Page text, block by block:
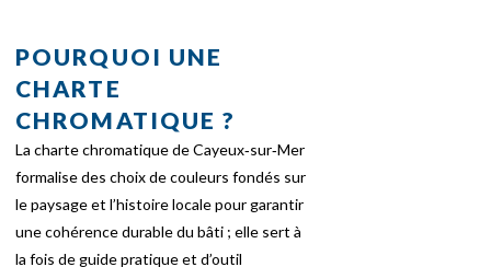
POURQUOI UNE
CHARTE
CHROMATIQUE ?
La charte chromatique de Cayeux‑sur‑Mer
formalise des choix de couleurs fondés sur
le paysage et l’histoire locale pour garantir
une cohérence durable du bâti ; elle sert à
la fois de guide pratique et d’outil